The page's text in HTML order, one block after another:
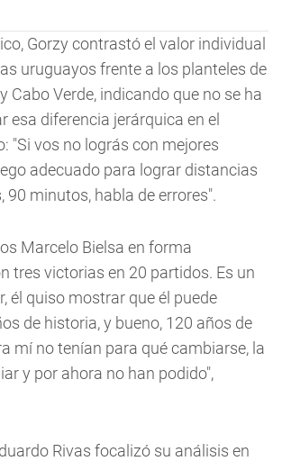
Gorzy contrastó el valor individual
uruguayos frente a los planteles de
Cabo Verde, indicando que no se ha
esa diferencia jerárquica en el
"Si vos no lográs con mejores
adecuado para lograr distancias
90 minutos, habla de errores".
Marcelo Bielsa en forma
tres victorias en 20 partidos. Es un
él quiso mostrar que él puede
de historia, y bueno, 120 años de
mí no tenían para qué cambiarse, la
y por ahora no han podido",
Rivas focalizó su análisis en